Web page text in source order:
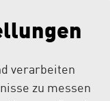
verarbeiten
zu messen